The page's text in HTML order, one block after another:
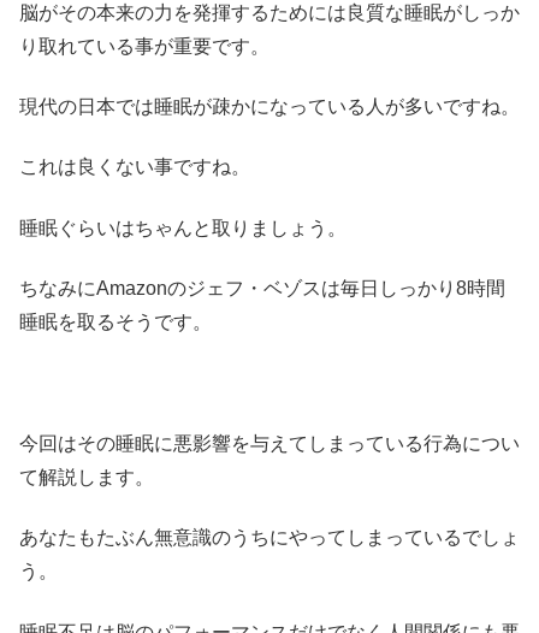
脳がその本来の力を発揮するためには良質な睡眠がしっか
り取れている事が重要です。
現代の日本では睡眠が疎かになっている人が多いですね。
これは良くない事ですね。
睡眠ぐらいはちゃんと取りましょう。
ちなみにAmazonのジェフ・ベゾスは毎日しっかり8時間
睡眠を取るそうです。
今回はその睡眠に悪影響を与えてしまっている行為につい
て解説します。
あなたもたぶん無意識のうちにやってしまっているでしょ
う。